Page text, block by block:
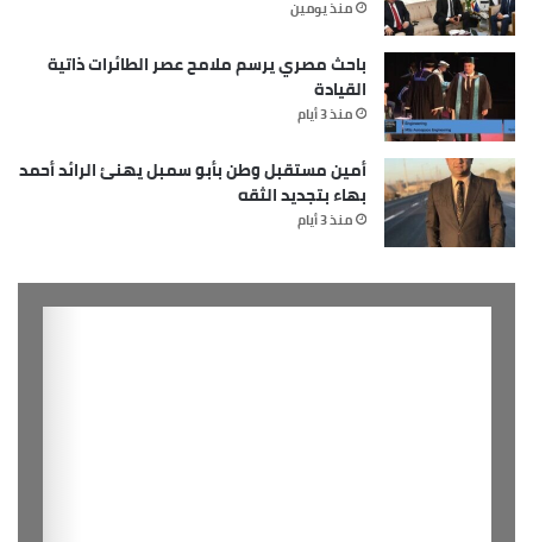
منذ يومين
باحث مصري يرسم ملامح عصر الطائرات ذاتية
القيادة
منذ 3 أيام
أمين مستقبل وطن بأبو سمبل يهنئ الرائد أحمد
بهاء بتجديد الثقه
منذ 3 أيام